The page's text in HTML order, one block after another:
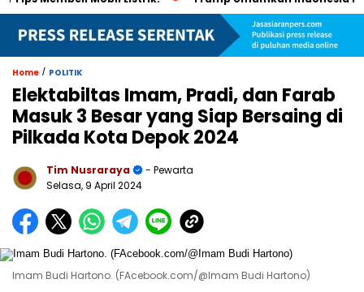
Home / POLITIK
Elektabiltas Imam, Pradi, dan Farab
Masuk 3 Besar yang Siap Bersaing di
Pilkada Kota Depok 2024
Tim Nusraraya
- Pewarta
Selasa, 9 April 2024
Imam Budi Hartono. (FAcebook.com/@Imam Budi Hartono)